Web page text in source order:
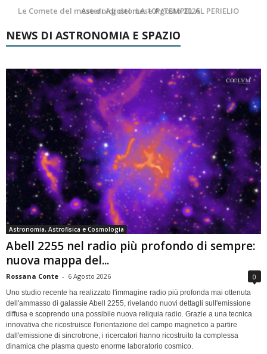
Asteroidi del mese Agosto 2026
NEWS DI ASTRONOMIA E SPAZIO
Astronomia, Astrofisica e Cosmologia
Abell 2255 nel radio più profondo di sempre:
nuova mappa del...
Rossana Conte - 6 Agosto 2026 0
Uno studio recente ha realizzato l'immagine radio più profonda mai ottenuta
dell'ammasso di galassie Abell 2255, rivelando nuovi dettagli sull'emissione
diffusa e scoprendo una possibile nuova reliquia radio. Grazie a una tecnica
innovativa che ricostruisce l'orientazione del campo magnetico a partire
dall'emissione di sincrotrone, i ricercatori hanno ricostruito la complessa
dinamica che plasma questo enorme laboratorio cosmico.